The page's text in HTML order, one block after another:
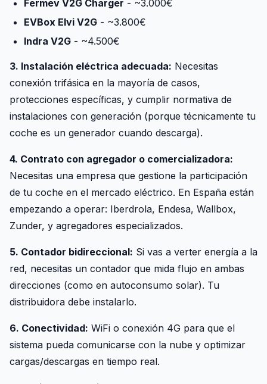
Fermev V2G Charger - ~3.000€
EVBox Elvi V2G - ~3.800€
Indra V2G - ~4.500€
3. Instalación eléctrica adecuada: Necesitas
conexión trifásica en la mayoría de casos,
protecciones específicas, y cumplir normativa de
instalaciones con generación (porque técnicamente tu
coche es un generador cuando descarga).
4. Contrato con agregador o comercializadora:
Necesitas una empresa que gestione la participación
de tu coche en el mercado eléctrico. En España están
empezando a operar: Iberdrola, Endesa, Wallbox,
Zunder, y agregadores especializados.
5. Contador bidireccional: Si vas a verter energía a la
red, necesitas un contador que mida flujo en ambas
direcciones (como en autoconsumo solar). Tu
distribuidora debe instalarlo.
6. Conectividad: WiFi o conexión 4G para que el
sistema pueda comunicarse con la nube y optimizar
cargas/descargas en tiempo real.